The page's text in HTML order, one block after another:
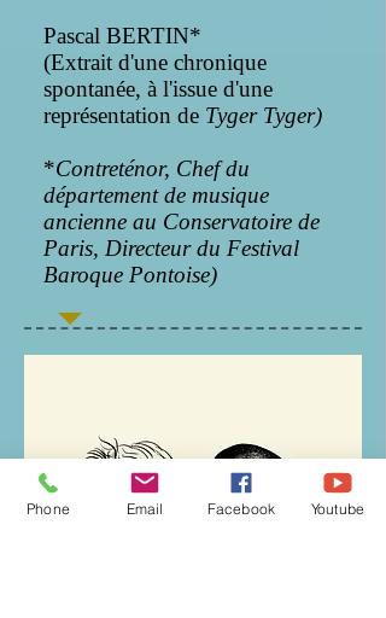
Pascal BERTIN*
(Extrait d'une chronique
spontanée, à l'issue d'une
représentation de Tyger Tyger)
*Contreténor, Chef du
département de musique
ancienne au Conservatoire de
Paris, Directeur du Festival
Baroque Pontoise)
Phone Email Facebook Youtube